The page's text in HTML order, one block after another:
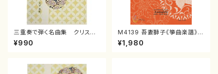
三重奏で弾く名曲集 クリスマ
スメドレー( 箏2/大平光美 編
曲/楽譜）
¥990
M4139 吾妻獅子《箏曲楽譜》
（箏/宮城道雄著・宮城宗家監修/
箏曲古典楽譜）
¥1,980